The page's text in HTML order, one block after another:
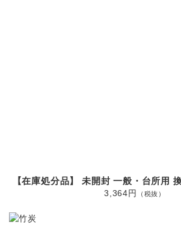
【在庫処分品】 未開封 一般・台所用
3,364円
（税抜）